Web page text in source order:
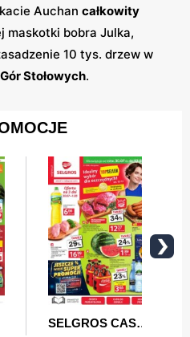
Auchan całkowity
maskotki bobra Julka,
10 tys. drzew w
Stołowych.